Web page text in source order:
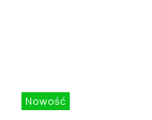
Nowość